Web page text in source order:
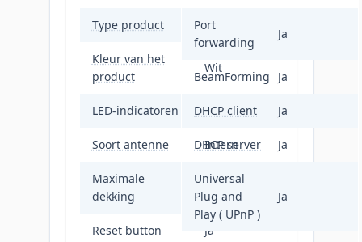
Type product Netwerkrouter
Kleur van het
product
Wit
LED-indicatoren Ja
Soort antenne Intern
Maximale
dekking
190 m²
Reset button Ja
Port
forwarding
Ja
BeamForming Ja
DHCP client Ja
DHCP server Ja
Universal
Plug and
Play ( UPnP )
Ja